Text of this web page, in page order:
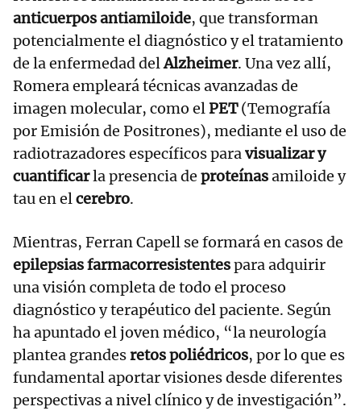
anticuerpos antiamiloide, que transforman
potencialmente el diagnóstico y el tratamiento
de la enfermedad delAlzheimer. Una vez allí,
Romera empleará técnicas avanzadas de
imagen molecular, como elPET(Temografía
por Emisión de Positrones), mediante el uso de
radiotrazadores específicos paravisualizar y
cuantificarla presencia de proteínasamiloide y
tau en elcerebro.
Mientras, Ferran Capell se formará en casos de
epilepsias farmacorresistentespara adquirir
una visión completa de todo el proceso
diagnóstico y terapéutico del paciente. Según
ha apuntado el joven médico, “la neurología
plantea grandesretos poliédricos, por lo que es
fundamental aportar visiones desde diferentes
perspectivas a nivel clínico y de investigación”.